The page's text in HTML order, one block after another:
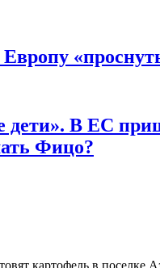
дети». В ЕС
Фицо?
картофель в поселке